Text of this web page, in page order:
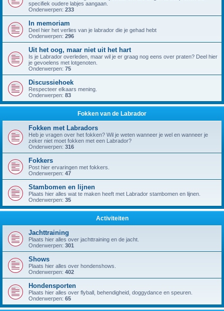
specifiek oudere labjes aangaan.
Onderwerpen: 233
In memoriam
Deel hier het verlies van je labrador die je gehad hebt
Onderwerpen: 296
Uit het oog, maar niet uit het hart
Is je Labrador overleden, maar wil je er graag nog eens over praten? Deel hier
je gevoelens met lotgenoten.
Onderwerpen: 75
Discussiehoek
Respecteer elkaars mening.
Onderwerpen: 83
Fokken van de Labrador
Fokken met Labradors
Heb je vragen over het fokken? Wil je weten wanneer je wel en wanneer je
zeker niet moet fokken met een Labrador?
Onderwerpen: 316
Fokkers
Post hier ervaringen met fokkers.
Onderwerpen: 47
Stambomen en lijnen
Plaats hier alles wat te maken heeft met Labrador stambomen en lijnen.
Onderwerpen: 35
Activiteiten
Jachttraining
Plaats hier alles over jachttraining en de jacht.
Onderwerpen: 301
Shows
Plaats hier alles over hondenshows.
Onderwerpen: 402
Hondensporten
Plaats hier alles over flyball, behendigheid, doggydance en speuren.
Onderwerpen: 65